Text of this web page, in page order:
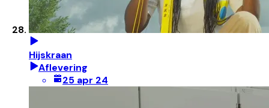
Hijskraan
Aflevering
25 apr 24